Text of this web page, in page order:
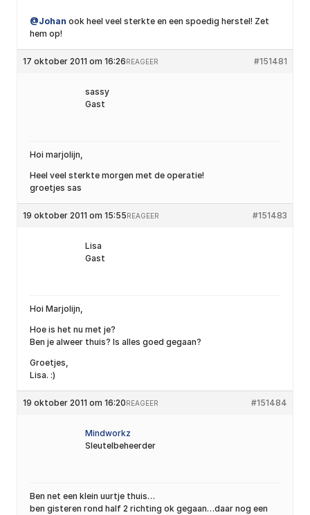
@Johan ook heel veel sterkte en een spoedig herstel! Zet
hem op!
17 oktober 2011 om 16:26 #151481
REAGEER
sassy
Gast
Hoi marjolijn,
Heel veel sterkte morgen met de operatie!
groetjes sas
19 oktober 2011 om 15:55 #151483
REAGEER
Lisa
Gast
Hoi Marjolijn,
Hoe is het nu met je?
Ben je alweer thuis? Is alles goed gegaan?
Groetjes,
Lisa. :)
19 oktober 2011 om 16:20 #151484
REAGEER
Mindworkz
Sleutelbeheerder
Ben net een klein uurtje thuis…
ben gisteren rond half 2 richting ok gegaan…daar nog een